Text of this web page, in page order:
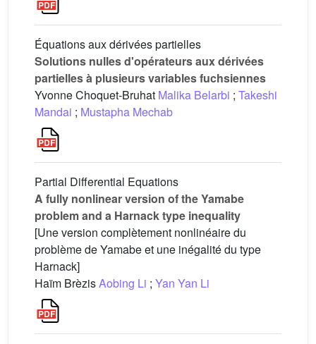
Équations aux dérivées partielles
Solutions nulles d'opérateurs aux dérivées
partielles à plusieurs variables fuchsiennes
Yvonne Choquet-Bruhat Malika Belarbi ; Takeshi
Mandai ; Mustapha Mechab
Partial Differential Equations
A fully nonlinear version of the Yamabe
problem and a Harnack type inequality
[Une version complètement nonlinéaire du
problème de Yamabe et une inégalité du type
Harnack]
Haïm BrèzisAobing Li ; Yan Yan Li